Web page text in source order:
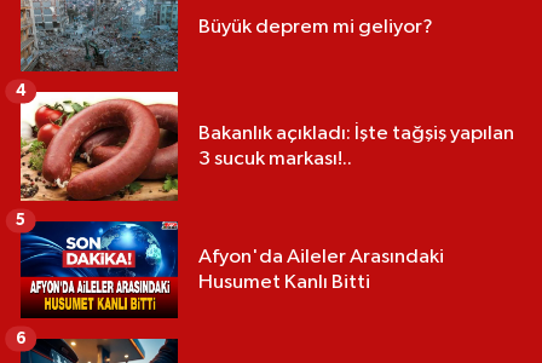
Büyük deprem mi geliyor?
Bakanlık açıkladı: İşte tağşiş yapılan
3 sucuk markası!..
4
Afyon'da Aileler Arasındaki
Husumet Kanlı Bitti
5
6